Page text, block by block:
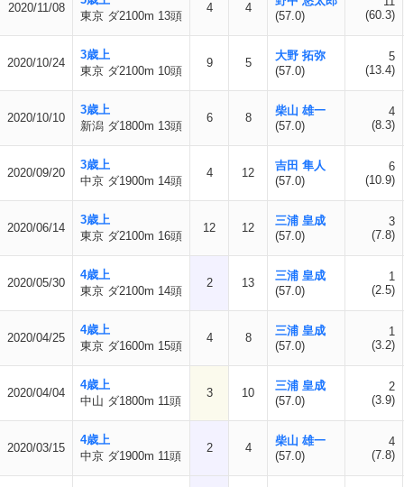
2020/11/08
東京 ダ2100m 13頭
4 4
(57.0)
(60.3)
2020/10/24
3歳上
東京 ダ2100m 10頭
9 5
大野 拓弥
(57.0)
5
(13.4)
2020/10/10
3歳上
新潟 ダ1800m 13頭
6 8
柴山 雄一
(57.0)
4
(8.3)
2020/09/20
3歳上
中京 ダ1900m 14頭
4 12
吉田 隼人
(57.0)
6
(10.9)
2020/06/14
3歳上
東京 ダ2100m 16頭
12 12
三浦 皇成
(57.0)
3
(7.8)
2020/05/30
4歳上
東京 ダ2100m 14頭
2 13
三浦 皇成
(57.0)
1
(2.5)
2020/04/25
4歳上
東京 ダ1600m 15頭
4 8
三浦 皇成
(57.0)
1
(3.2)
2020/04/04
4歳上
中山 ダ1800m 11頭
3 10
三浦 皇成
(57.0)
2
(3.9)
2020/03/15
4歳上
中京 ダ1900m 11頭
2 4
柴山 雄一
(57.0)
4
(7.8)